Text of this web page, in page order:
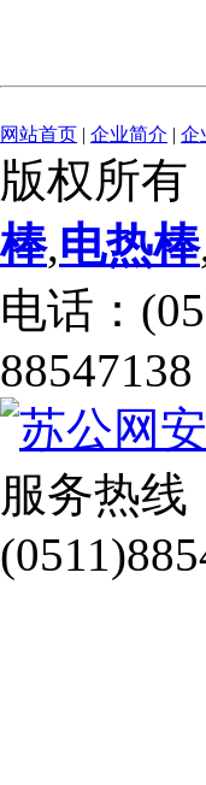
网站首页 | 企业简介 | 企
版权所
棒,电热棒
电话：
88547138
苏公网
服务热线